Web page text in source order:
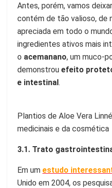
Antes, porém, vamos
contém de tão valioso, de
apreciada em todo o
ingredientes ativos mais
o acemanano, um muco-
demonstrou efeito
e intestinal.
Plantios de Aloe Vera
medicinais e da cosmética
3.1. Trato
Em um estudo
Unido em 2004, os